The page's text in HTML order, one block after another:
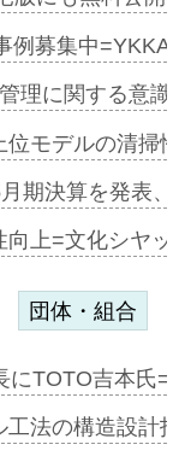
例募集中
理に関する意
位モデルの清
期決算を発表
向上=文化シヤ
団体・組合
にTOTO吉本氏
工法の構造設